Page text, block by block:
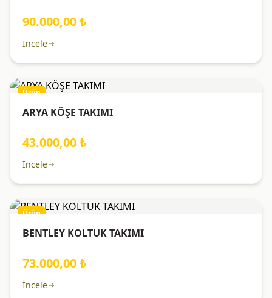
90.000,00 ₺
İncele
Ürün
ARYA KÖŞE TAKIMI
43.000,00 ₺
İncele
Ürün
BENTLEY KOLTUK TAKIMI
73.000,00 ₺
İncele